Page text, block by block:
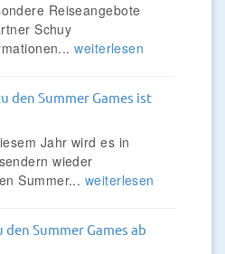
Reiseangebote
Schuy
weiterlesen
den Summer Games ist
Jahr wird es in
wieder
Summer... weiterlesen
Summer Games ab